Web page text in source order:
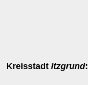
KreisstadtItzgrund: